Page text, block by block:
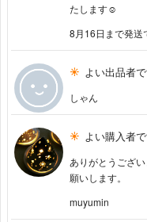
たします☺
8月16日まで発送
よい出品者
しゃん
よい購入者
ありがとうござ
願いします。
muyumin